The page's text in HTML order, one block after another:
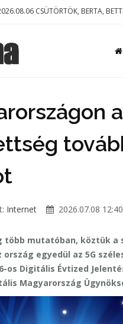
CSÜTÖRTÖK, BERTA,
Internet 2026.07.08 12:40
több mutatóban, köztük
ország egyedül az 5G
os Digitális Évtized
Magyarország